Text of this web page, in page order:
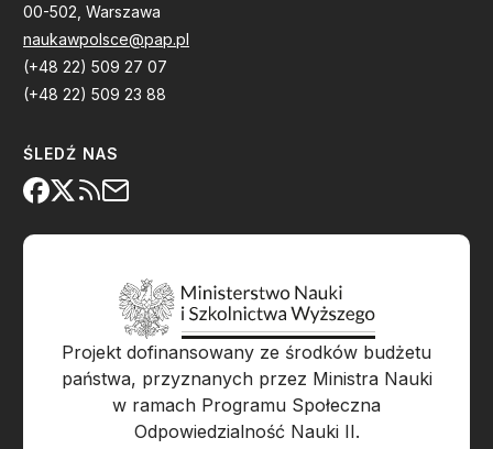
00-502, Warszawa
naukawpolsce@pap.pl
(+48 22) 509 27 07
(+48 22) 509 23 88
ŚLEDŹ NAS
Projekt dofinansowany ze środków budżetu
państwa, przyznanych przez Ministra Nauki
w ramach Programu Społeczna
Odpowiedzialność Nauki II.